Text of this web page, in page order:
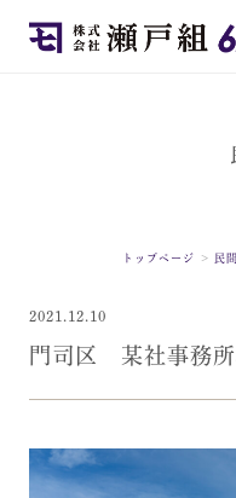
トップページ 民
2021.12.10
門司区 某社事務